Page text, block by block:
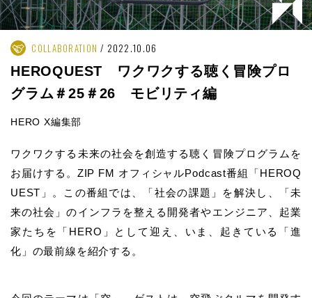
COLLABORATION 2022.10.06
HEROQUEST ワクワクする聴く冒険プロ
グラム＃25＃26 モビリティ編
HERO X編集部
ワクワクする未来の社会を創造する聴く冒険プログラムを
お届けする。ZIP FM オフィシャルPodcast番組「HEROQ
UEST」。この番組では、「社会の課題」を解決し、「未
来の社会」のインフラを整える開発者やエンジニア、起業
家たちを「HERO」として迎え、いま、起きている「進
化」の最前線を紹介する。